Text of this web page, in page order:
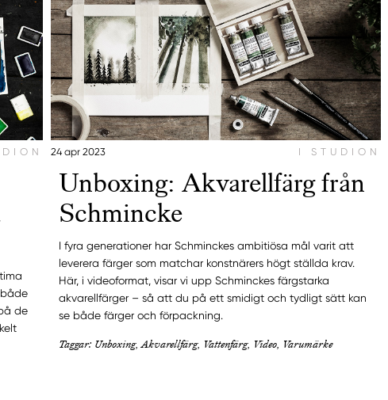
de
24 apr 2023 I STUDION
Unboxing: Akvarellfärg från
Schmincke
I fyra generationer har Schminckes ambitiösa mål varit att
leverera färger som matchar konstnärers högt ställda krav.
Här, i videoformat, visar vi upp Schminckes färgstarka
akvarellfärger – så att du på ett smidigt och tydligt sätt kan
se både färger och förpackning.
Taggar: Unboxing, Akvarellfärg, Vattenfärg, Video, Varumärke